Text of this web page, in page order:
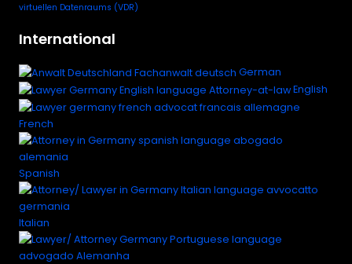
virtuellen Datenraums (VDR)
International
German
English
French
Spanish
Italian